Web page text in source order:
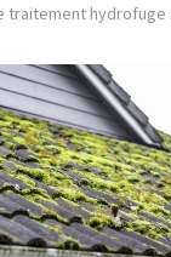
traitement